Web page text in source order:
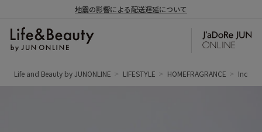
地震の影響による配送遅延について
Life and Beauty by JUNONLINE LIFESTYLE HOMEFRAGRANCE